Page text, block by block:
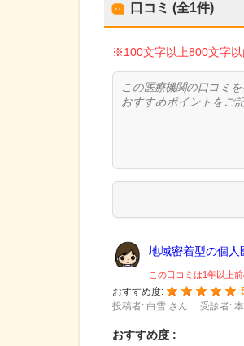
口コミ (全1件)
※100文字以上800文字
地域密着型の個人
この口コミは1年以上
おすすめ度:
投稿者: 白雪 さん
受診者:
おすすめ度 :